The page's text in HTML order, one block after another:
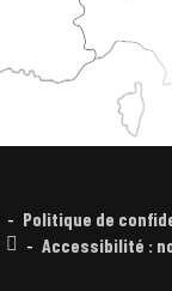
Politique de
Accessibilité :